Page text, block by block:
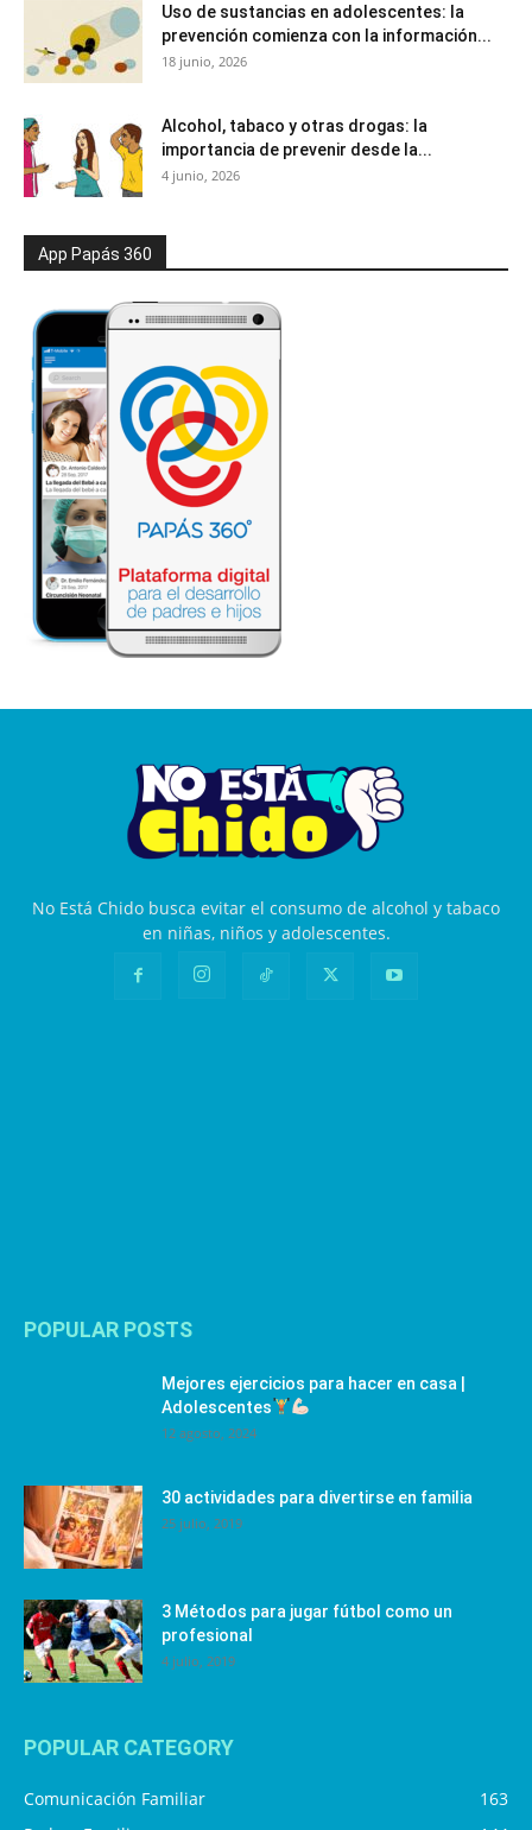
Uso de sustancias en adolescentes: la
prevención comienza con la información...
18 junio, 2026
Alcohol, tabaco y otras drogas: la
importancia de prevenir desde la...
4 junio, 2026
App Papás 360
No Está Chido busca evitar el consumo de alcohol y tabaco
en niñas, niños y adolescentes.
POPULAR POSTS
Mejores ejercicios para hacer en casa |
Adolescentes
12 agosto, 2024
30 actividades para divertirse en familia
25 julio, 2019
3 Métodos para jugar fútbol como un
profesional
4 julio, 2019
POPULAR CATEGORY
Comunicación Familiar
163